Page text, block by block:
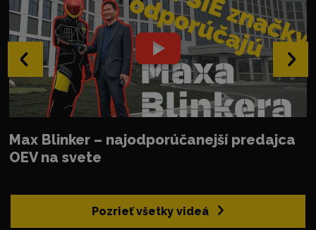
Pozrieť všetky videá
Max Blinker – najodporúčanejší predajca
OEV na svete
‹ ›